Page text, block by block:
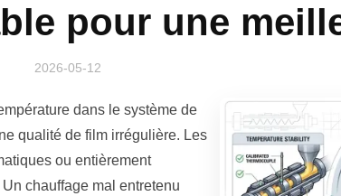
pour une
2026-05-12
dans le système de
qualité de film irrégulière. Les
ou entièrement
chauffage mal entretenu